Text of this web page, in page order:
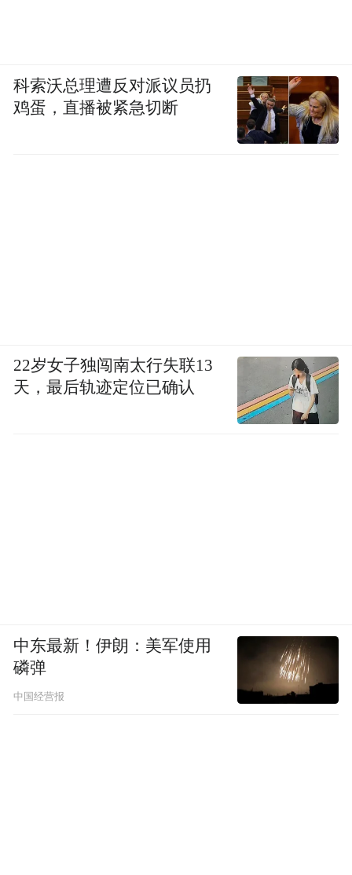
科索沃总理遭反对派议员扔
鸡蛋，直播被紧急切断
22岁女子独闯南太行失联13
天，最后轨迹定位已确认
中东最新！伊朗：美军使用
磷弹
中国经营报